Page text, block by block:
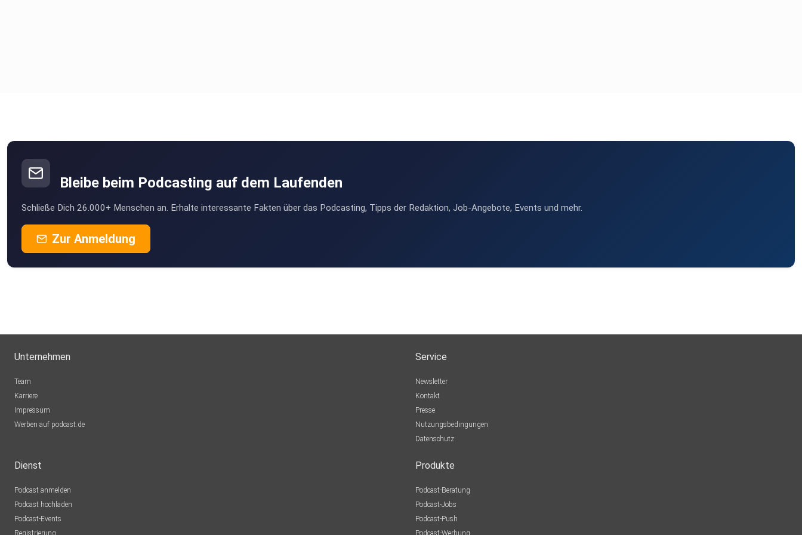
Bleibe beim Podcasting auf dem Laufenden
Schließe Dich 26.000+ Menschen an. Erhalte interessante Fakten über das Podcasting, Tipps der Redaktion, Job-Angebote, Events und mehr.
Zur Anmeldung
Unternehmen
Team
Karriere
Impressum
Werben auf podcast.de
Service
Newsletter
Kontakt
Presse
Nutzungsbedingungen
Datenschutz
Dienst
Podcast anmelden
Podcast hochladen
Podcast-Events
Registrierung
Produkte
Podcast-Beratung
Podcast-Jobs
Podcast-Push
Podcast-Werbung